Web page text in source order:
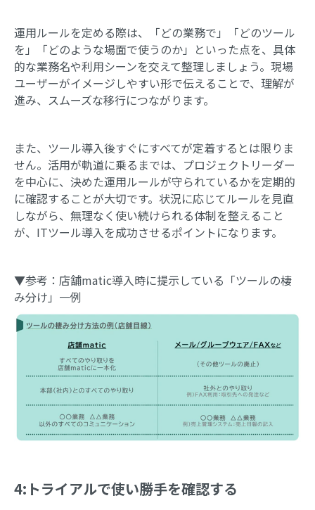
運用ルールを定める際は、「どの業務で」「どのツール
を」「どのような場面で使うのか」といった点を、具体
的な業務名や利用シーンを交えて整理しましょう。現場
ユーザーがイメージしやすい形で伝えることで、理解が
進み、スムーズな移行につながります。
また、ツール導入後すぐにすべてが定着するとは限りま
せん。活用が軌道に乗るまでは、プロジェクトリーダー
を中心に、決めた運用ルールが守られているかを定期的
に確認することが大切です。状況に応じてルールを見直
しながら、無理なく使い続けられる体制を整えること
が、ITツール導入を成功させるポイントになります。
▼参考：店舗matic導入時に提示している「ツールの棲
み分け」一例
4:トライアルで使い勝手を確認する